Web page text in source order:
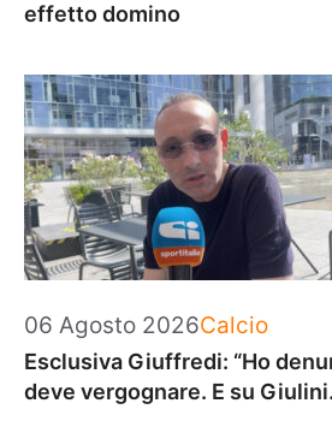
effetto domino
06 Agosto 2026Categorie
Calcio
Esclusiva Giuffredi: “Ho
deve vergognare. E su